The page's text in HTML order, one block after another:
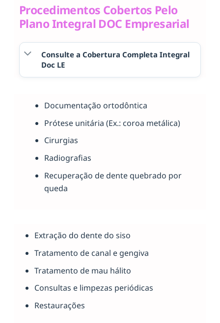
Procedimentos Cobertos Pelo
Plano Integral DOC Empresarial
Consulte a Cobertura Completa Integral
Doc LE
Documentação ortodôntica
Prótese unitária (Ex.: coroa metálica)
Cirurgias
Radiografias
Recuperação de dente quebrado por
queda
Extração do dente do siso
Tratamento de canal e gengiva
Tratamento de mau hálito
Consultas e limpezas periódicas
Restaurações